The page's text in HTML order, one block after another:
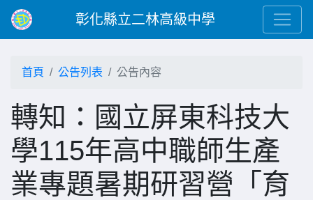
彰化縣立二林高級中學
首頁 公告列表 公告內容
轉知：國立屏東科技大
學115年高中職師生產
業專題暑期研習營「育